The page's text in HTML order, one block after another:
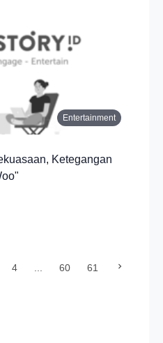
Entertainment
Ketegangan
4 60 61